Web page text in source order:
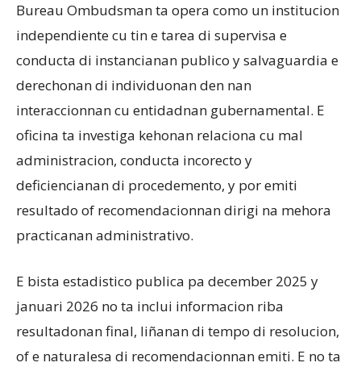
Bureau Ombudsman ta opera como un institucion
independiente cu tin e tarea di supervisa e
conducta di instancianan publico y salvaguardia e
derechonan di individuonan den nan
interaccionnan cu entidadnan gubernamental. E
oficina ta investiga kehonan relaciona cu mal
administracion, conducta incorecto y
deficiencianan di procedemento, y por emiti
resultado of recomendacionnan dirigi na mehora
practicanan administrativo.
E bista estadistico publica pa december 2025 y
januari 2026 no ta inclui informacion riba
resultadonan final, liñanan di tempo di resolucion,
of e naturalesa di recomendacionnan emiti. E no ta